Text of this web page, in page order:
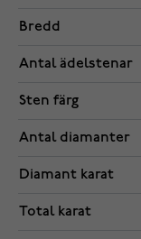
Bredd
Antal ädelstenar
Sten färg
Antal diamanter
Diamant karat
Total karat